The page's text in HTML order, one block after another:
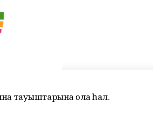
тауыштарына ҡолаҡ һал.